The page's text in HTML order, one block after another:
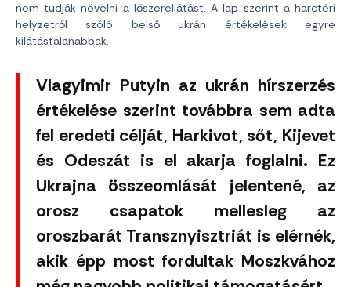
nem tudják növelni a lőszerellátást. A lap szerint a harctéri
helyzetről szóló belső ukrán értékelések egyre
kilátástalanabbak.
Vlagyimir Putyin az ukrán hírszerzés
értékelése szerint továbbra sem adta
fel eredeti célját, Harkivot, sőt, Kijevet
és Odeszát is el akarja foglalni. Ez
Ukrajna összeomlását jelentené, az
orosz csapatok mellesleg az
oroszbarát Transznyisztriát is elérnék,
akik épp most fordultak Moszkvához